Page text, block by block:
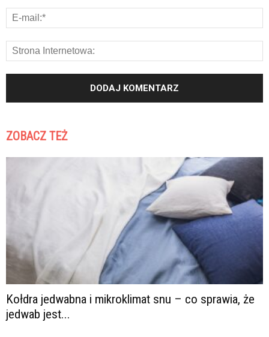
ZOBACZ TEŻ
Kołdra jedwabna i mikroklimat snu – co sprawia, że
jedwab jest...